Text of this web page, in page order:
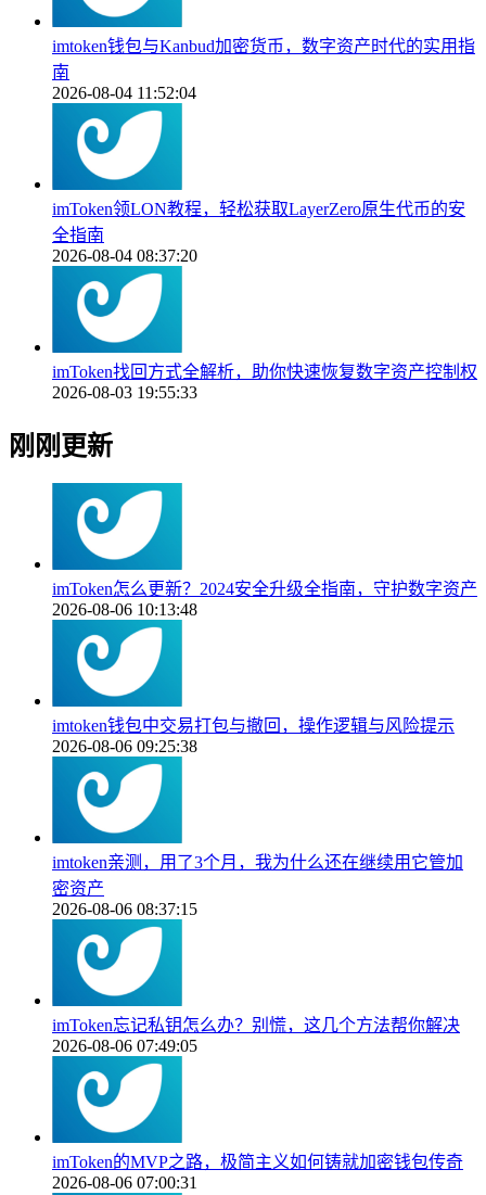
imtoken钱包与Kanbud加密货币，数字资产时代的实用指
南
2026-08-04 11:52:04
imToken领LON教程，轻松获取LayerZero原生代币的安
全指南
2026-08-04 08:37:20
imToken找回方式全解析，助你快速恢复数字资产控制权
2026-08-03 19:55:33
刚刚更新
imToken怎么更新？2024安全升级全指南，守护数字资产
2026-08-06 10:13:48
imtoken钱包中交易打包与撤回，操作逻辑与风险提示
2026-08-06 09:25:38
imtoken亲测，用了3个月，我为什么还在继续用它管加
密资产
2026-08-06 08:37:15
imToken忘记私钥怎么办？别慌，这几个方法帮你解决
2026-08-06 07:49:05
imToken的MVP之路，极简主义如何铸就加密钱包传奇
2026-08-06 07:00:31